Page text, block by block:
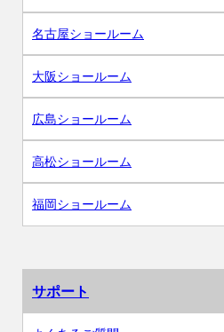
名古屋ショールーム
大阪ショールーム
広島ショールーム
高松ショールーム
福岡ショールーム
サポート